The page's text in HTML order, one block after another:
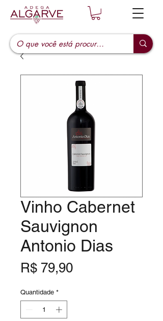
Vinho Cabernet
Sauvignon
Antonio Dias
R$ 79,90Preço
Quantidade *